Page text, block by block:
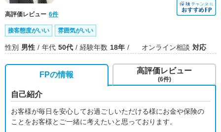
高評価レビュー 6件
接客態度がいい 雰囲気がいい
性別 男性 年代 50代 経験年数 18年 オンライン相談 対応
FPの情報
自己紹介
お客様が毎日を安心してお過ごしいただける様にお金や保険の
ことをお客様とご一緒に考えたいと思っております。
高評価レビュー
(6件)